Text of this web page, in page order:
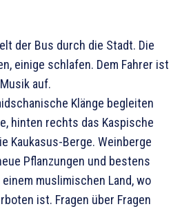
der Bus durch die Stadt. Die
einige schlafen. Dem Fahrer ist
auf.
Klänge begleiten
hinten rechts das Kaspische
Kaukasus-Berge. Weinberge
Pflanzungen und bestens
muslimischen Land, wo
ist. Fragen über Fragen